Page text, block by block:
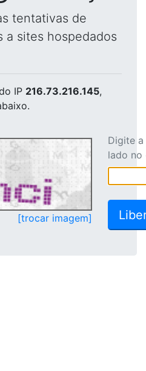
tentativas de
a sites hospedados
IP 216.73.216.145,
[trocar imagem]
Digite
lado no